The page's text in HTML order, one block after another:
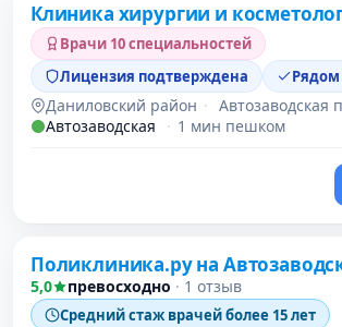
Клиника хирургии и
Врачи 10 специальностей
Лицензия подтверждена
Рядом
Даниловский район · Автозаводская
Автозаводская
· 1 мин пешком
Поликлиника.ру на
5,0 превосходно · 1 отзыв
Средний стаж врачей более 15 лет